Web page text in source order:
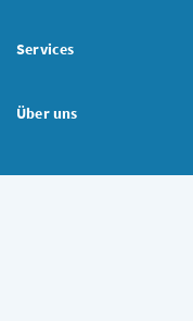
Services
Über uns